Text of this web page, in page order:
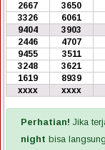
2667
3650
3326
6061
9404
3903
2446
4707
9455
3511
3248
3621
1619
8939
xxxx
xxxx
Perhatian! Jika
night bisa